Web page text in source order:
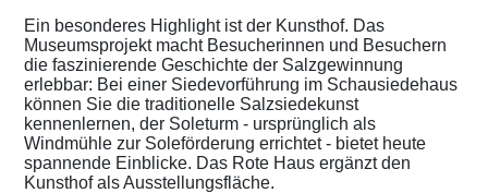
Ein besonderes Highlight ist der Kunsthof. Das
Museumsprojekt macht Besucherinnen und Besuchern
die faszinierende Geschichte der Salzgewinnung
erlebbar: Bei einer Siedevorführung im Schausiedehaus
können Sie die traditionelle Salzsiedekunst
kennenlernen, der Soleturm - ursprünglich als
Windmühle zur Soleförderung errichtet - bietet heute
spannende Einblicke. Das Rote Haus ergänzt den
Kunsthof als Ausstellungsfläche.